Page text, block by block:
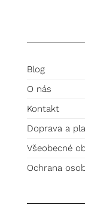
Blog
O nás
Kontakt
Doprava a
Všeobecné
Ochrana